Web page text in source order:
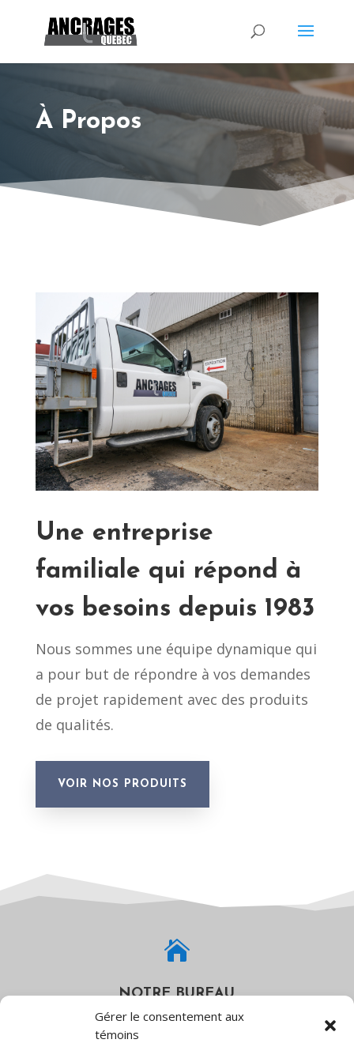
Gérer le consentement aux
témoins
À Propos
Une entreprise
familiale qui répond à
vos besoins depuis 1983
Nous sommes une équipe dynamique qui
a pour but de répondre à vos demandes
de projet rapidement avec des produits
de qualités.
VOIR NOS PRODUITS

NOTRE BUREAU
536 de Touraine C.P. 392,
Ste-Julie, QC J3E 1X7